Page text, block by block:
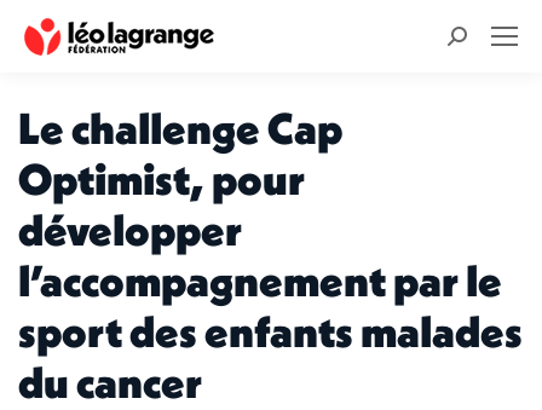
Recherche
Le challenge Cap
Optimist, pour
développer
l’accompagnement par le
sport des enfants malades
du cancer